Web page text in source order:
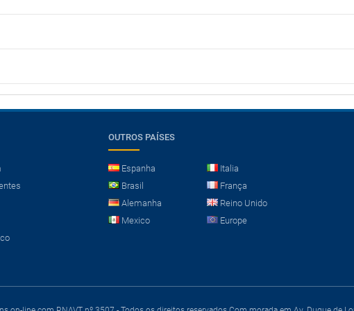
OUTROS PAÍSES
Espanha
Italia
Brasil
França
Alemanha
Reino Unido
Mexico
Europe